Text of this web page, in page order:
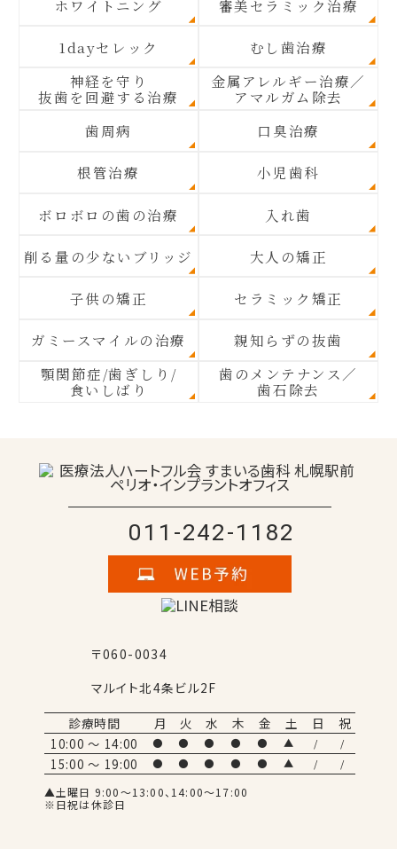
ホワイトニング 審美セラミック治療
1dayセレック
むし歯治療
神経を守り
抜歯を回避する治療
金属アレルギー治療／
アマルガム除去
歯周病
口臭治療
根管治療 小児歯科
ボロボロの歯の治療 入れ歯
削る量の少ないブリッジ 大人の矯正
子供の矯正 セラミック矯正
ガミースマイルの治療
親知らずの抜歯
顎関節症/歯ぎしり/
食いしばり
歯のメンテナンス／
歯石除去
011-242-1182
〒060-0034
マルイト北4条ビル2F
診療時間
月 火 水 木 金 土 日 祝
10:00 ～ 14:00 ● ● ● ● ● ▲ / /
15:00 ～ 19:00 ● ● ● ● ● ▲ / /
▲土曜日 9:00～13:00、14:00～17:00
※日祝は休診日